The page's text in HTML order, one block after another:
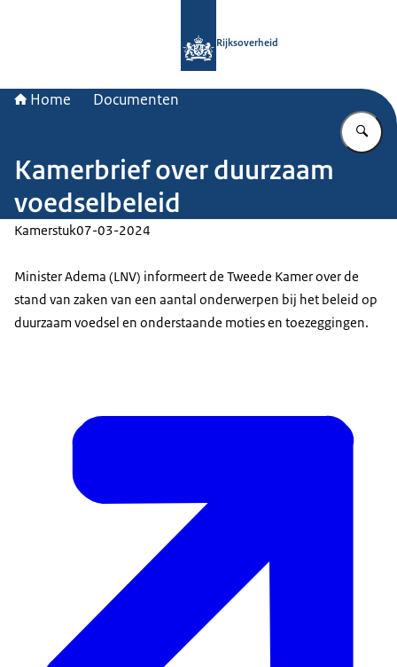
Rijksoverheid
Home Documenten
Kamerbrief over duurzaam
voedselbeleid
Kamerstuk07-03-2024
Minister Adema (LNV) informeert de Tweede Kamer over de
stand van zaken van een aantal onderwerpen bij het beleid op
duurzaam voedsel en onderstaande moties en toezeggingen.